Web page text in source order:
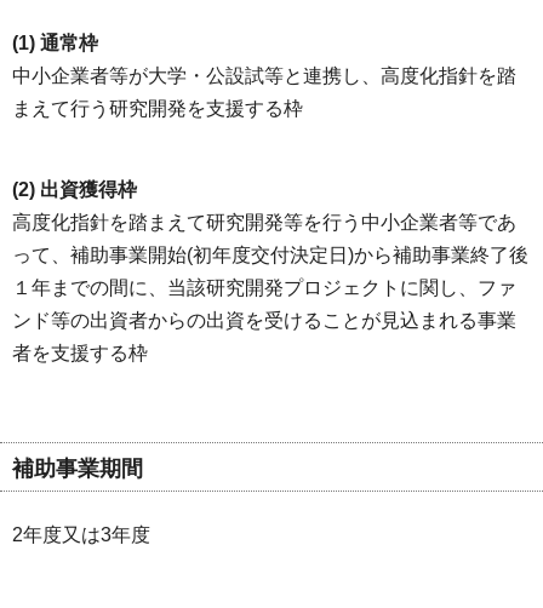
(1) 通常枠
中小企業者等が大学・公設試等と連携し、高度化指針を踏
まえて行う研究開発を支援する枠
(2) 出資獲得枠
高度化指針を踏まえて研究開発等を行う中小企業者等であ
って、補助事業開始(初年度交付決定日)から補助事業終了後
１年までの間に、当該研究開発プロジェクトに関し、ファ
ンド等の出資者からの出資を受けることが見込まれる事業
者を支援する枠
補助事業期間
2年度又は3年度